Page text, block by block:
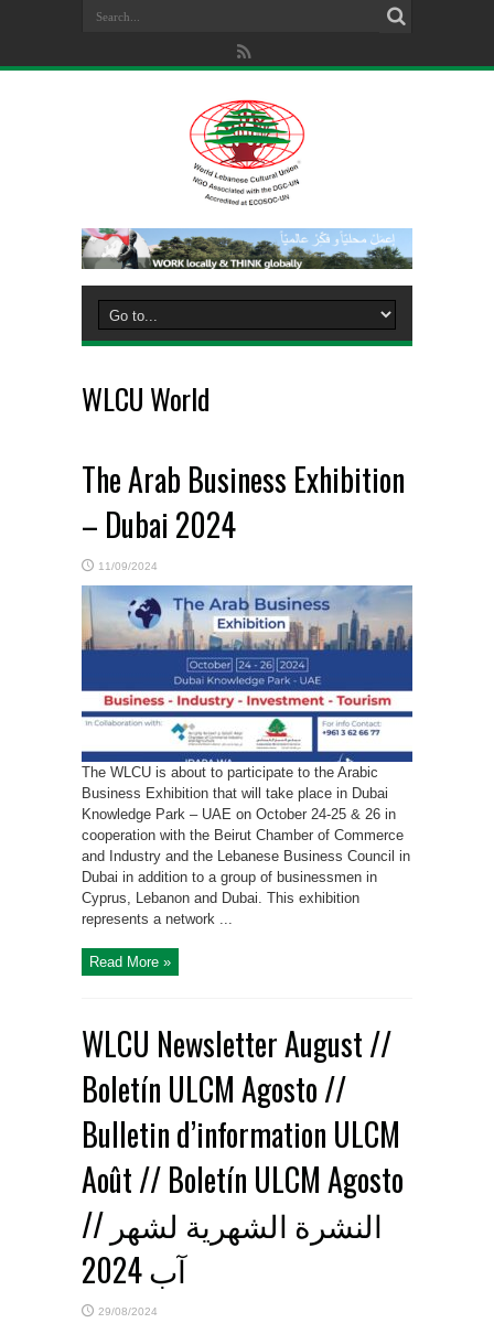
WLCU World
The Arab Business Exhibition
– Dubai 2024
11/09/2024
The WLCU is about to participate to the Arabic
Business Exhibition that will take place in Dubai
Knowledge Park – UAE on October 24-25 & 26 in
cooperation with the Beirut Chamber of Commerce
and Industry and the Lebanese Business Council in
Dubai in addition to a group of businessmen in
Cyprus, Lebanon and Dubai. This exhibition
represents a network ...
Read More »
WLCU Newsletter August //
Boletín ULCM Agosto //
Bulletin d’information ULCM
Août // Boletín ULCM Agosto
// النشرة الشهرية لشهر
آب 2024
29/08/2024